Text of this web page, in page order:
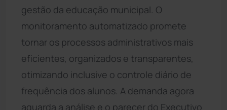
gestão da educação municipal. O
monitoramento automatizado promete
tornar os processos administrativos mais
eficientes, organizados e transparentes,
otimizando inclusive o controle diário de
frequência dos alunos. A demanda agora
aguarda a análise e o parecer do Executivo